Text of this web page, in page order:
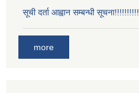
सूची दर्ता आह्वान सम्बन्धी सूचना!!!!!!!!!!
more